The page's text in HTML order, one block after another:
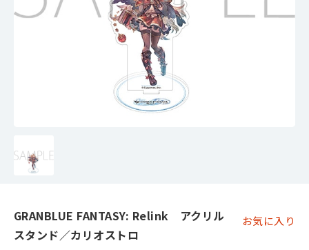
GRANBLUE FANTASY: Relink アクリル
スタンド／カリオストロ
お気に入り